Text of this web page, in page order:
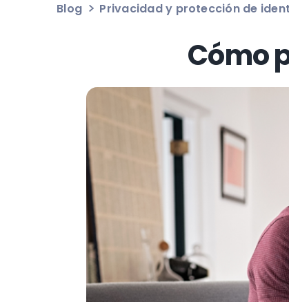
Blog Privacidad y protección de
Cómo